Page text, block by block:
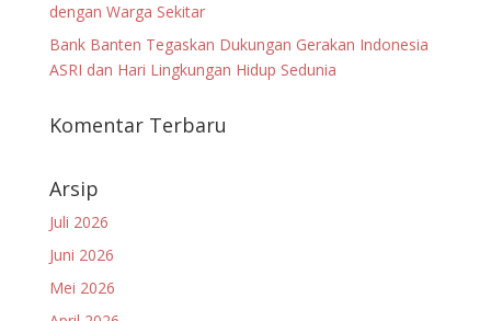
dengan Warga Sekitar
Bank Banten Tegaskan Dukungan Gerakan Indonesia
ASRI dan Hari Lingkungan Hidup Sedunia
Komentar Terbaru
Arsip
Juli 2026
Juni 2026
Mei 2026